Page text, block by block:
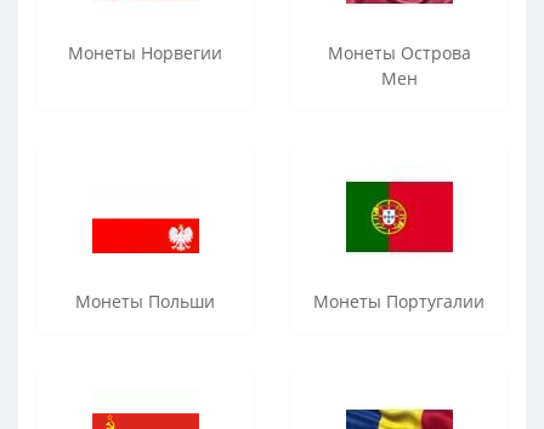
Монеты Норвегии
Монеты Острова
Мен
Монеты Польши Монеты Португалии